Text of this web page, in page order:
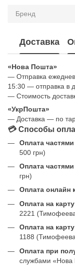
Бренд
Доставка
«Нова Пошта»
— Отправка
15:30 — отправка в
— Стоимость
«УкрПошта»
— Доставка — по
💳 Способы
Оплата
500 грн)
Оплата
грн)
Оплата онлайн
Оплата на
2221
Оплата на
1188
Оплата при
службами «Нова